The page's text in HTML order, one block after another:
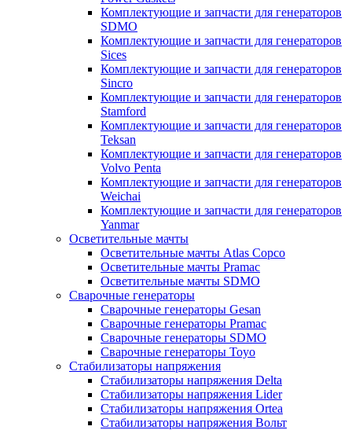
Комплектующие и запчасти для генераторов
SDMO
Комплектующие и запчасти для генераторов
Sices
Комплектующие и запчасти для генераторов
Sincro
Комплектующие и запчасти для генераторов
Stamford
Комплектующие и запчасти для генераторов
Teksan
Комплектующие и запчасти для генераторов
Volvo Penta
Комплектующие и запчасти для генераторов
Weichai
Комплектующие и запчасти для генераторов
Yanmar
Осветительные мачты
Осветительные мачты Atlas Copco
Осветительные мачты Pramac
Осветительные мачты SDMO
Сварочные генераторы
Сварочные генераторы Gesan
Сварочные генераторы Pramac
Сварочные генераторы SDMO
Сварочные генераторы Toyo
Стабилизаторы напряжения
Стабилизаторы напряжения Delta
Стабилизаторы напряжения Lider
Стабилизаторы напряжения Ortea
Стабилизаторы напряжения Вольт